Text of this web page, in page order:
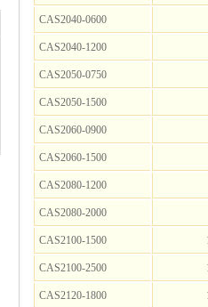
CAS2040-0600
CAS2040-1200
CAS2050-0750
CAS2050-1500
CAS2060-0900
CAS2060-1500
CAS2080-1200
CAS2080-2000
CAS2100-1500
CAS2100-2500
CAS2120-1800